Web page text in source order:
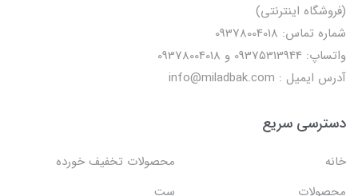
(فروشگاه اینترنتی)
شماره تماس: 09378004018
واتساپ: 09375313944 و 09378004018
آدرس ایمیل : info@miladbak.com
دسترسی سریع
خانه
محصولات تخفیف خورده
محصولات
ست